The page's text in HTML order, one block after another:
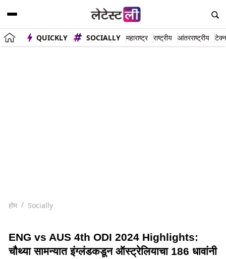
QUICKLY SOCIALLY महाराष्ट्र राष्ट्रीय आंतरराष्ट्रीय
होम Socially
ENG vs AUS 4th ODI 2024 Highlights:
चौथ्या सामन्यात इंग्लंडकडून ऑस्ट्रेलियाचा 186 धावांनी